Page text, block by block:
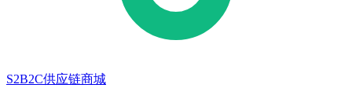
S2B2C供应链商城